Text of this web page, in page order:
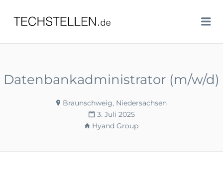
TECHSTELLEN.DE
Datenbankadministrator (m/w/d)
Braunschweig, Niedersachsen
3. Juli 2025
Hyand Group